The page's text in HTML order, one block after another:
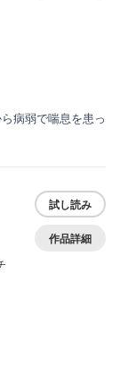
弱で喘息を患っ
試し読み
作品詳細